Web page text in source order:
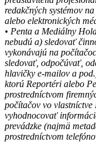
redakčných systémov
alebo elektronických
• Penta a Mediálny
nebudú a) sledovať
vykonávajú na
sledovať, odpočúvať,
hlavičky e-mailov a
ktorú Reportéri alebo
prostredníctvom
počítačov vo
vyhodnocovať
prevádzke (najmä
prostredníctvom